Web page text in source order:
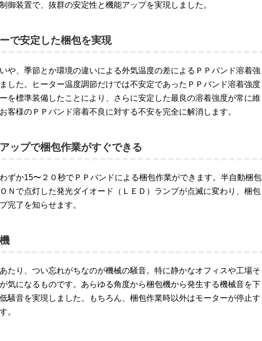
御装置で、抜群の安定性と機能アップを実現しました。
で安定した梱包を実現
や、季節とか環境の違いによる外気温度の差によるＰＰバンド溶着強
した。ヒーター温度調節だけでは不安定であったＰＰバンド溶着強度
を標準装備したことにより、さらに安定した最良の溶着強度が常に維
客様のＰＰバンド溶着不良に対する不安を完全に解消します。
ップで梱包作業がすぐできる
ずか15〜２０秒でＰＰバンドによる梱包作業ができます。半自動梱包
Ｎで点灯した発光ダイオード（ＬＥＤ）ランプが点滅に変わり、梱包
完了を知らせます。
たり、つい忘れがちなのが機械の騒音。特に静かなオフィスや工場そ
気になるものです。あらゆる角度から梱包機から発生する機械音を下
騒音を実現しました。もちろん、梱包作業時以外はモーターが停止す
。